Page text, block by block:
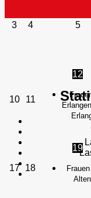
3 4 5
10 11
12
17 18
19